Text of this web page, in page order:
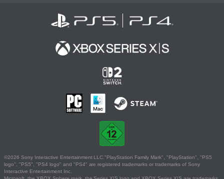
©2026 Sony Interactive Entertainment LLC."PlayStation Family Mark", "PlayStation", "PS5
logo", "PS5", "PS4 logo" and "PS4" are registered trademarks or trademarks of Sony
Interactive Entertainment Inc.